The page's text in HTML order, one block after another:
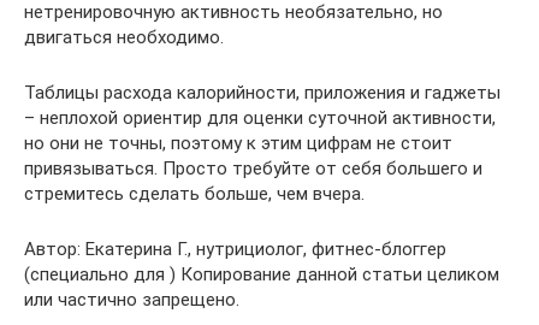
нетренировочную активность необязательно, но
двигаться необходимо.
Таблицы расхода калорийности, приложения и гаджеты
– неплохой ориентир для оценки суточной активности,
но они не точны, поэтому к этим цифрам не стоит
привязываться. Просто требуйте от себя большего и
стремитесь сделать больше, чем вчера.
Автор: Екатерина Г., нутрициолог, фитнес-блоггер
(специально для ) Копирование данной статьи целиком
или частично запрещено.